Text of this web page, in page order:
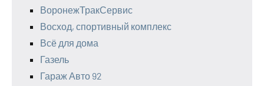
ВоронежТракСервис
Восход, спортивный комплекс
Всё для дома
Газель
Гараж Авто 92